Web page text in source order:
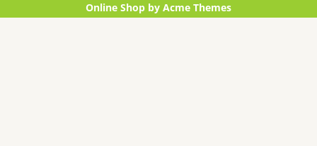
Online Shop by Acme Themes